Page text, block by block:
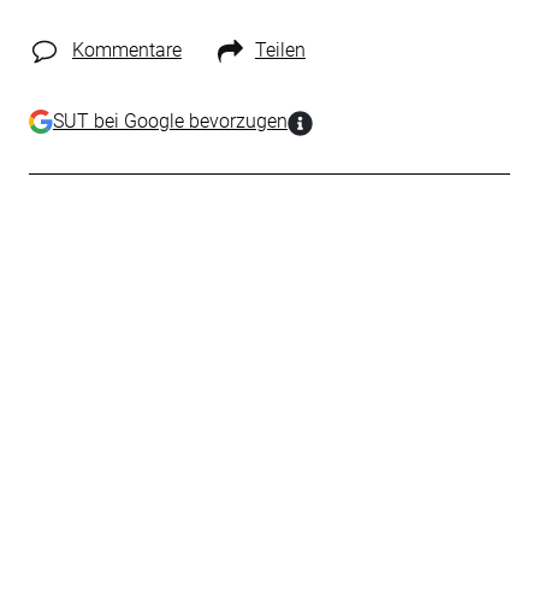
Kommentare Teilen
SUT bei Google bevorzugen